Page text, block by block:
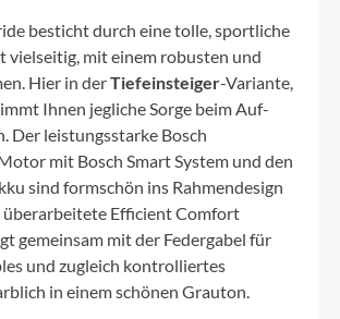
besticht durch eine tolle, sportliche
vielseitig, mit einem robusten und
Hier in derTiefeinsteiger-Variante,
Ihnen jegliche Sorge beim Auf-
Der leistungsstarke Bosch
mit Bosch Smart System und den
sind formschön ins Rahmendesign
Efficient Comfort
gemeinsam mit der Federgabel für
und zugleich kontrolliertes
in einem schönen Grauton.